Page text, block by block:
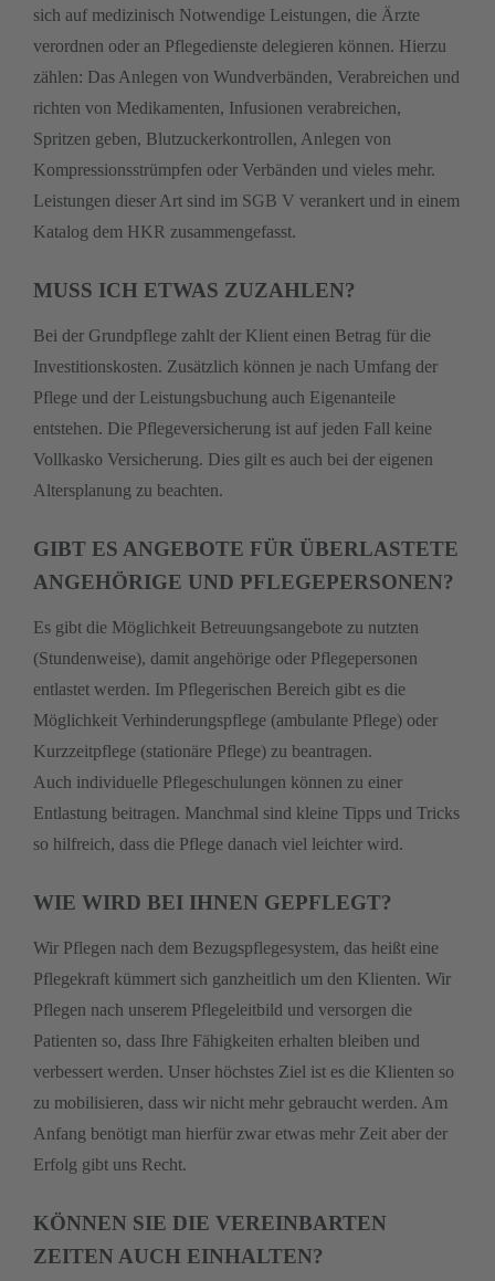
sich auf medizinisch Notwendige Leistungen, die Ärzte
verordnen oder an Pflegedienste delegieren können. Hierzu
zählen: Das Anlegen von Wundverbänden, Verabreichen und
richten von Medikamenten, Infusionen verabreichen,
Spritzen geben, Blutzuckerkontrollen, Anlegen von
Kompressionsstrümpfen oder Verbänden und vieles mehr.
Leistungen dieser Art sind im SGB V verankert und in einem
Katalog dem HKR zusammengefasst.
MUSS ICH ETWAS ZUZAHLEN?
Bei der Grundpflege zahlt der Klient einen Betrag für die
Investitionskosten. Zusätzlich können je nach Umfang der
Pflege und der Leistungsbuchung auch Eigenanteile
entstehen. Die Pflegeversicherung ist auf jeden Fall keine
Vollkasko Versicherung. Dies gilt es auch bei der eigenen
Altersplanung zu beachten.
GIBT ES ANGEBOTE FÜR ÜBERLASTETE
ANGEHÖRIGE UND PFLEGEPERSONEN?
Es gibt die Möglichkeit Betreuungsangebote zu nutzten
(Stundenweise), damit angehörige oder Pflegepersonen
entlastet werden. Im Pflegerischen Bereich gibt es die
Möglichkeit Verhinderungspflege (ambulante Pflege) oder
Kurzzeitpflege (stationäre Pflege) zu beantragen.
Auch individuelle Pflegeschulungen können zu einer
Entlastung beitragen. Manchmal sind kleine Tipps und Tricks
so hilfreich, dass die Pflege danach viel leichter wird.
WIE WIRD BEI IHNEN GEPFLEGT?
Wir Pflegen nach dem Bezugspflegesystem, das heißt eine
Pflegekraft kümmert sich ganzheitlich um den Klienten. Wir
Pflegen nach unserem Pflegeleitbild und versorgen die
Patienten so, dass Ihre Fähigkeiten erhalten bleiben und
verbessert werden. Unser höchstes Ziel ist es die Klienten so
zu mobilisieren, dass wir nicht mehr gebraucht werden. Am
Anfang benötigt man hierfür zwar etwas mehr Zeit aber der
Erfolg gibt uns Recht.
KÖNNEN SIE DIE VEREINBARTEN
ZEITEN AUCH EINHALTEN?